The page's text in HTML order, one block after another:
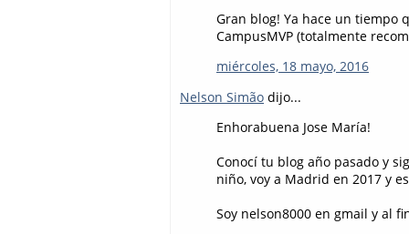
Gran blog! Ya hace un tiempo
CampusMVP (totalmente
miércoles, 18 mayo, 2016
Nelson Simão dijo...
Enhorabuena Jose María!
Conocí tu blog año pasado y
niño, voy a Madrid en 2017 y
Soy nelson8000 en gmail y al